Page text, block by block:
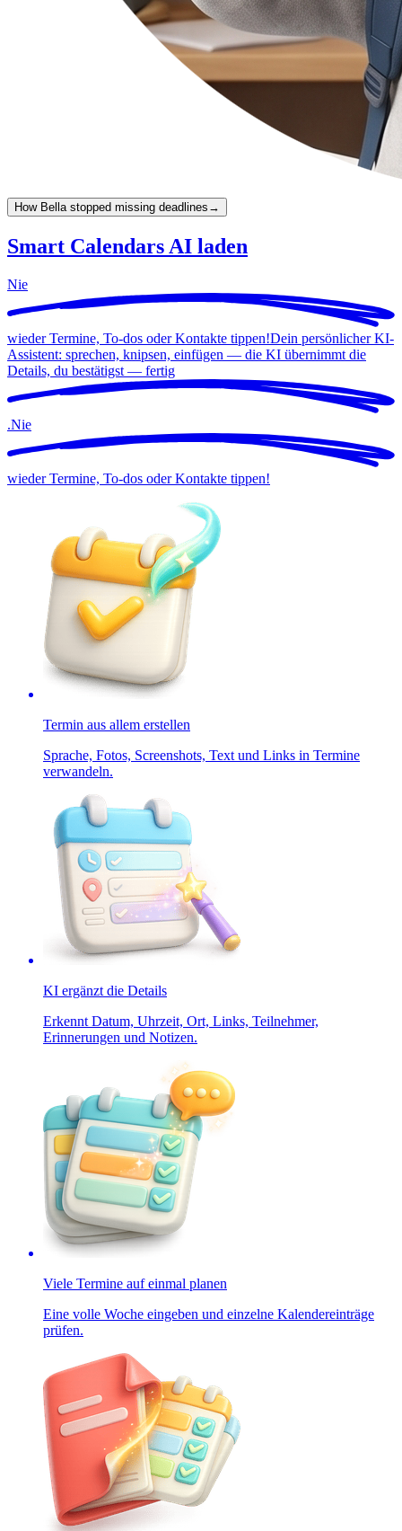
How Bella stopped missing deadlines →
Smart Calendars AI laden
Nie
wieder Termine, To-dos oder Kontakte tippen!Dein persönlicher KI-
Assistent: sprechen, knipsen, einfügen — die KI übernimmt die
Details, du bestätigst — fertig
.Nie
wieder Termine, To-dos oder Kontakte tippen!
Termin aus allem erstellen
Sprache, Fotos, Screenshots, Text und Links in Termine
verwandeln.
KI ergänzt die Details
Erkennt Datum, Uhrzeit, Ort, Links, Teilnehmer,
Erinnerungen und Notizen.
Viele Termine auf einmal planen
Eine volle Woche eingeben und einzelne Kalendereinträge
prüfen.